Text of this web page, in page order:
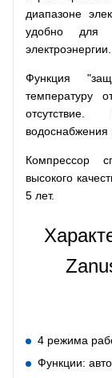
диапазоне
удобно для
электроэнергии.
Функция
водоснабжения
Компрессор
высокого
5 лет.
4 режима
Функции: